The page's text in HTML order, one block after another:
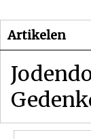
Artikelen